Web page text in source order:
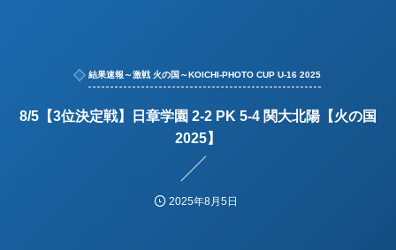
結果速報～激戦 火の国～KOICHI-PHOTO CUP U-16 2025
8/5【3位決定戦】日章学園 2-2 PK 5-4 関大北陽【火の国
2025】
2025年8月5日